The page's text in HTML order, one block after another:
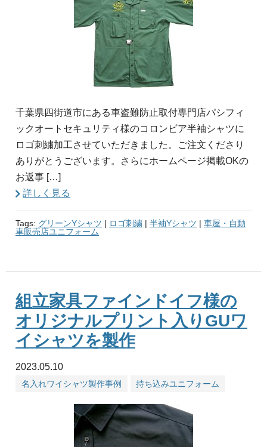
千葉県四街道市にある車盗難防止取付専門店パシフィ
ックオートセキュリティ様のコロンビア半袖シャツに
ロゴ刺繍加工させていただきました。ご注文くださり
ありがとうございます。さらにホームページ掲載OKの
お返事 […]
詳しく見る
Tags: グリーンYシャツ | ロゴ刺繍 | 半袖Yシャツ | 車屋・自動
車販売店ユニフォーム
組立家具ファインドイフ様の
オリジナルプリント入りGUワ
イシャツを製作
2023.05.10
名入れワイシャツ製作事例 持ち込みユニフォーム